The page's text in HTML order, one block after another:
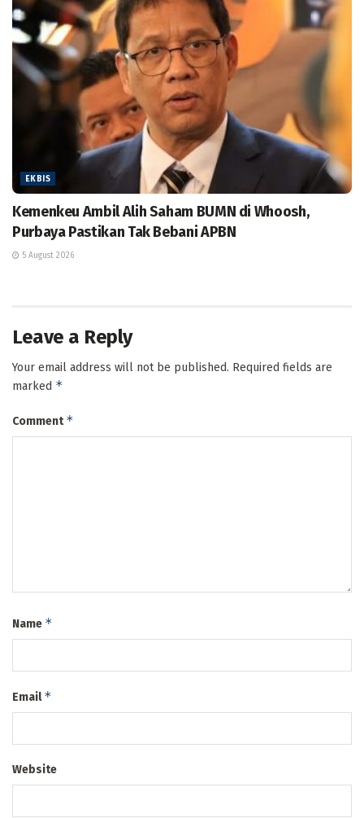
EKBIS
Kemenkeu Ambil Alih Saham BUMN di Whoosh,
Purbaya Pastikan Tak Bebani APBN
5 August 2026
Leave a Reply
Your email address will not be published. Required fields are
marked *
Comment*
Name *
Email*
Website